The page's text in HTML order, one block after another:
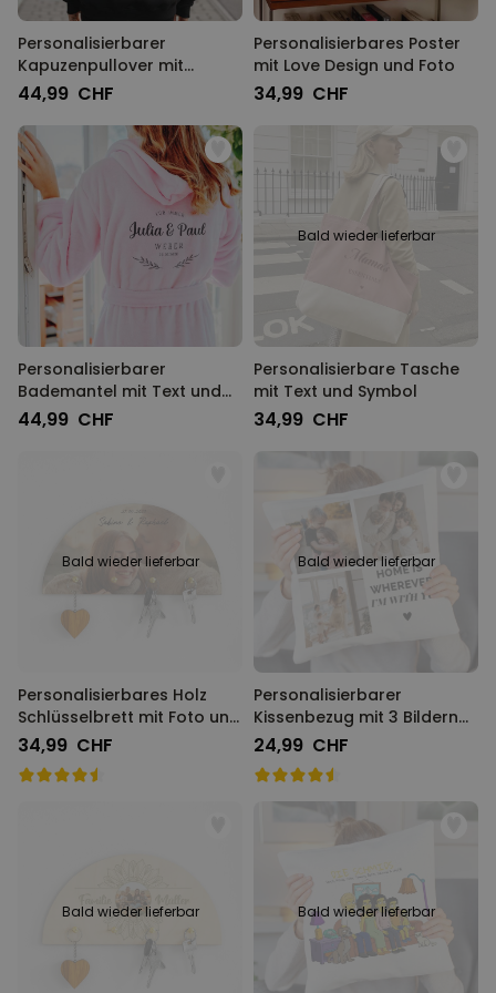
Personalisierbarer
Kapuzenpullover mit
Schwarz Weiß Fotos und
44,99 CHF
Personalisierbares Poster
mit Love Design und Foto
34,99 CHF
Personalisierbarer
Bademantel mit Text und
Kranz
44,99 CHF
Bald wieder lieferbar
Personalisierbare Tasche
mit Text und Symbol
34,99 CHF
Bald wieder lieferbar
Personalisierbares Holz
Schlüsselbrett mit Foto und
Text
34,99 CHF
Bald wieder lieferbar
Personalisierbarer
Kissenbezug mit 3 Bildern
und Text
24,99 CHF
Bald wieder lieferbar Bald wieder lieferbar